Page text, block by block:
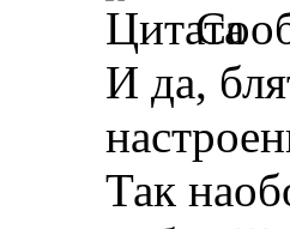
И да,
Так